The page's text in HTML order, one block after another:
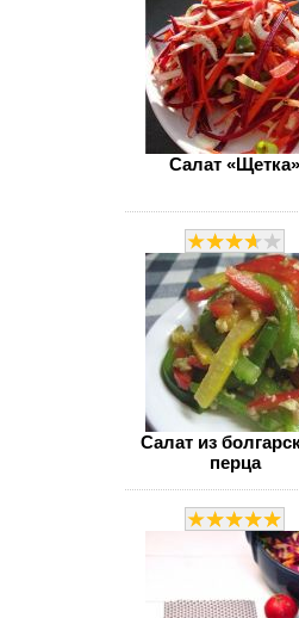
Салат «Щетка»
Салат из
перца